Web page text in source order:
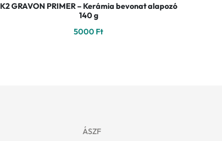
K2 GRAVON PRIMER – Kerámia bevonat alapozó
140 g
5000 Ft
ÁSZF